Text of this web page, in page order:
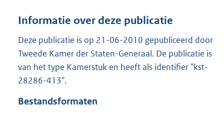
n
s
r
o
Informatie over deze publicatie
Deze publicatie is op 21-06-2010 gepubliceerd door
Tweede Kamer der Staten-Generaal. De publicatie is
van het type Kamerstuk en heeft als identifier "kst-
28286-413".
Bestandsformaten